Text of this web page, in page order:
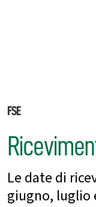
FSE
Le date di
giugno, luglio